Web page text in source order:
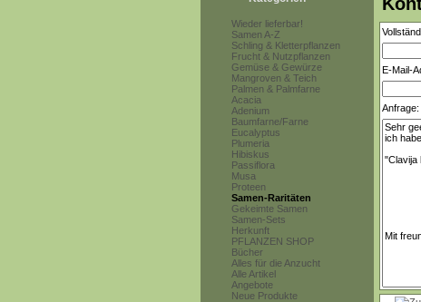
Wieder lieferbar!
Samen A-Z
Schling & Kletterpflanzen
Frucht & Nutzpflanzen
Gemüse & Gewürze
Mangroven & Teich
Palmen & Palmfarne
Acacia
Adenium
Baumfarne/Farne
Eucalyptus
Plumeria
Hibiskus
Passiflora
Musa
Proteen
Samen-Raritäten
Gekeimte Samen
Samen-Sets
Herkunft
PFLANZEN SHOP
Bücher
Alles für die Anzucht
Alle Artikel
Angebote
Neue Produkte
E-Mail-
Anfrage: